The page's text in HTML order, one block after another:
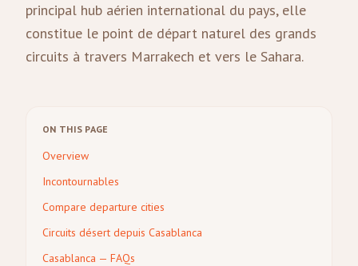
principal hub aérien international du pays, elle
constitue le point de départ naturel des grands
circuits à travers Marrakech et vers le Sahara.
ON THIS PAGE
Overview
Incontournables
Compare departure cities
Circuits désert depuis Casablanca
Casablanca — FAQs